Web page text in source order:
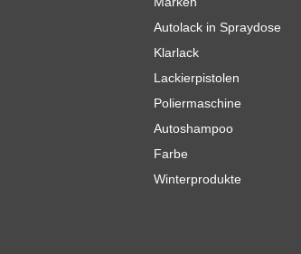
Autolack in Spraydose
Klarlack
Lackierpistolen
Poliermaschine
Autoshampoo
Farbe
Winterprodukte